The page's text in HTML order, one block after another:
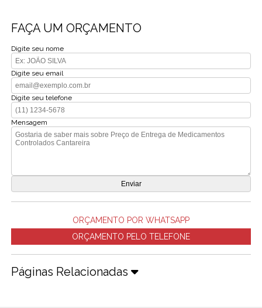
FAÇA UM ORÇAMENTO
Digite seu nome
Digite seu email
Digite seu telefone
Mensagem
ORÇAMENTO POR WHATSAPP
ORÇAMENTO PELO TELEFONE
Páginas Relacionadas